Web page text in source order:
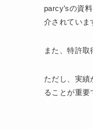
parcy’sの資
介されていま
また、特許
ただし、実績
ることが重要